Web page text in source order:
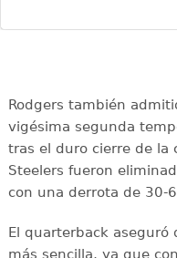
Rodgers también
vigésima segunda
tras el duro cierre de la
Steelers fueron
con una derrota de 30-
El quarterback aseguró
más sencilla, ya que